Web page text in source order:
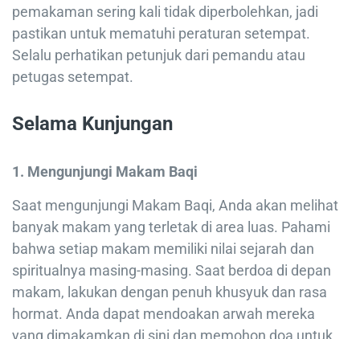
pemakaman sering kali tidak diperbolehkan, jadi
pastikan untuk mematuhi peraturan setempat.
Selalu perhatikan petunjuk dari pemandu atau
petugas setempat.
Selama Kunjungan
1. Mengunjungi Makam Baqi
Saat mengunjungi Makam Baqi, Anda akan melihat
banyak makam yang terletak di area luas. Pahami
bahwa setiap makam memiliki nilai sejarah dan
spiritualnya masing-masing. Saat berdoa di depan
makam, lakukan dengan penuh khusyuk dan rasa
hormat. Anda dapat mendoakan arwah mereka
yang dimakamkan di sini dan memohon doa untuk